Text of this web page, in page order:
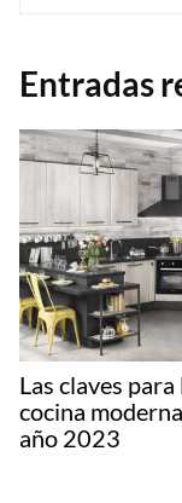
Entradas
Las claves para
cocina
año 2023